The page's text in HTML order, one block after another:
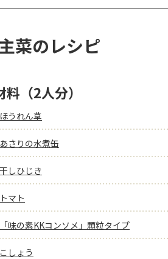
菜のレシピ
料（2人分）
ほうれん草
あさりの水煮缶
干しひじき
トマト
「味の素KKコンソメ」顆粒タイプ
こしょう